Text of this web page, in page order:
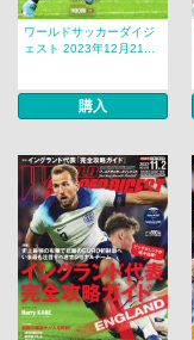
ワールドサッカーダイジ
ェスト 2023年12月21...
購入